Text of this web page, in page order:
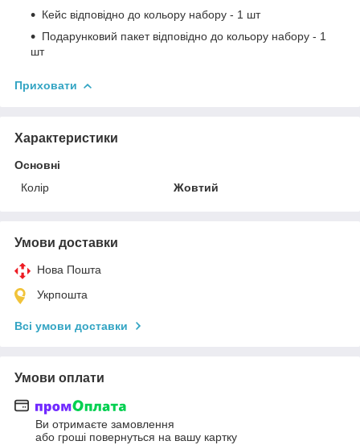
Кейс відповідно до кольору набору - 1 шт
Подарунковий пакет відповідно до кольору набору - 1
шт
Приховати
Характеристики
Основні
Колір
Жовтий
Умови доставки
Нова Пошта
Укрпошта
Всі умови доставки
Умови оплати
Ви отримаєте замовлення
або гроші повернуться на вашу картку